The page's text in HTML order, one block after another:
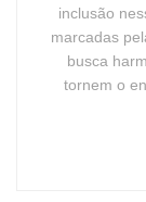
inclusão
marcadas
busca
tornem o